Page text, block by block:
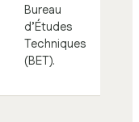
Bureau
d’Études
Techniques
(BET).